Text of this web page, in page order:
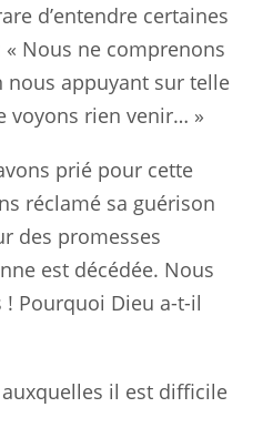
d’entendre certaines
Nous ne comprenons
nous appuyant sur telle
voyons rien venir… »
prié pour cette
réclamé sa guérison
des promesses
est décédée. Nous
Pourquoi Dieu a-t-il
il est difficile